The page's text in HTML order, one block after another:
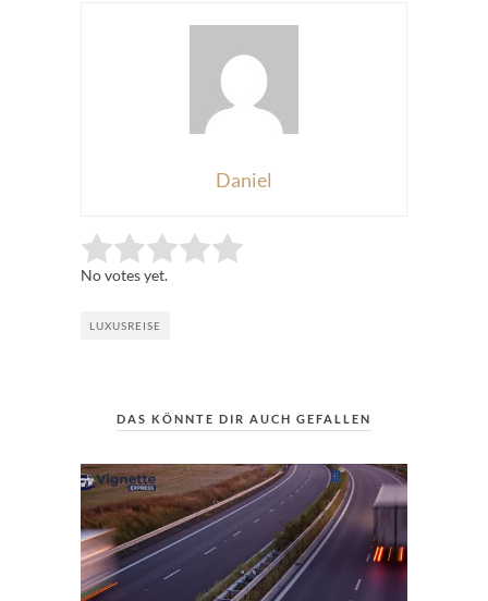
Daniel
Rate this item: Submit Rating
No votes yet.
LUXUSREISE
DAS KÖNNTE DIR AUCH GEFALLEN